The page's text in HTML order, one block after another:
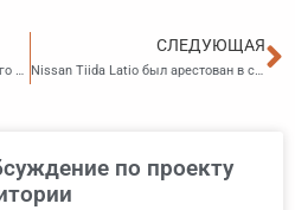
О туристской отрасли Приморского края
СЛЕДУЮЩАЯ
Nissan Tiida Latio был арестован в счет погашения долга
по проекту